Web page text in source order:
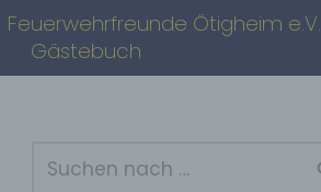
Feuerwehrfreunde Ötigheim e.V.
Gästebuch